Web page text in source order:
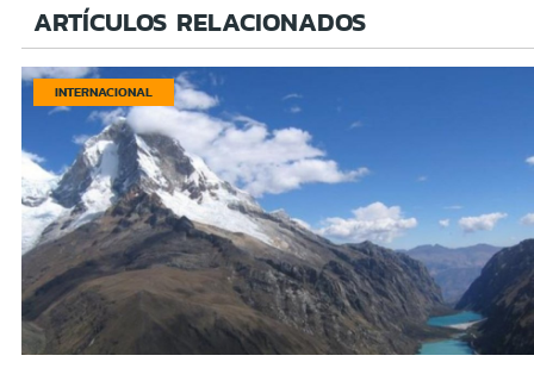
ARTÍCULOS RELACIONADOS
INTERNACIONAL